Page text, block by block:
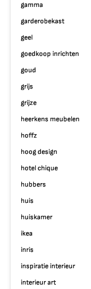
gamma
garderobekast
geel
goedkoop inrichten
goud
grijs
grijze
heerkens meubelen
hoffz
hoog design
hotel chique
hubbers
huis
huiskamer
ikea
inris
inspiratie interieur
interieur art